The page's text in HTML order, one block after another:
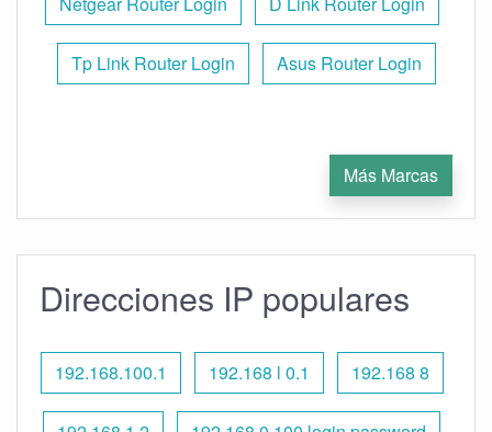
Tp Link Router Login Asus Router Login
Más Marcas
Direcciones IP populares
192.168.100.1 192.168 l 0.1 192.168 8